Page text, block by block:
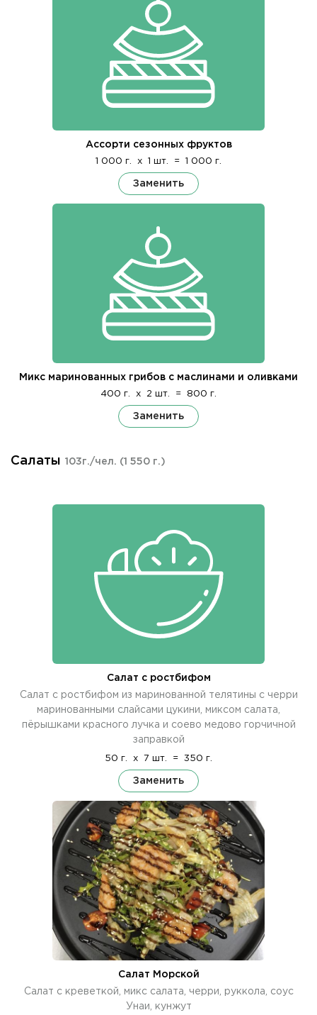
Ассорти сезонных фруктов
1 000 г. x 1 шт. = 1 000 г.
Заменить
Микс маринованных грибов с маслинами и оливками
400 г. x 2 шт. = 800 г.
Заменить
Салаты 103г./чел. (1 550 г.)
Салат с ростбифом
Салат с ростбифом из маринованной телятины с черри
маринованными слайсами цукини, миксом салата,
пёрышками красного лучка и соево медово горчичной
заправкой
50 г. x 7 шт. = 350 г.
Заменить
Салат Морской
Салат с креветкой, микс салата, черри, руккола, соус
Унаи, кунжут